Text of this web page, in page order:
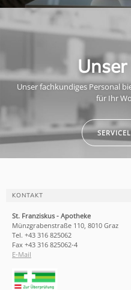
Unser fachkundiges Personal
für Ihr
KONTAKT
St. Franziskus - Apotheke
Münzgrabenstraße 110, 8010 Graz
Tel. +43 316 825062
Fax +43 316 825062-4
E-Mail